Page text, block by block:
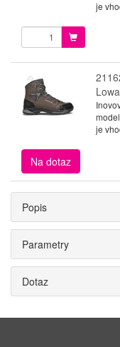
je
je
Na dotaz
Popis
Parametry
Dotaz